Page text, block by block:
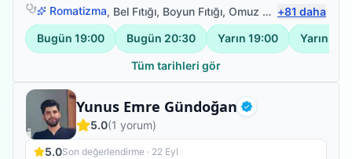
öğrendiğimizde çok sevindik. Bir devlet kurumda fizik
tedavi almaya başladık ancak verilen tedavi yeterli
gelmedi bu yüzden evden de desteklemeye karar
verdik. Bu süreçte bir tanıdığımızın vasıtasıyla Berkay
uzun uzun anlattı. Önümüzdeki 6 ayın çok önemli
olduğunu ve bu süreçte tüm yapabileceklerimizi
yapmamız konusunda bizi uyardı. Kendisinin de
destekleriyle annem 3 ay sonra destekli de olsa adım
Romatizma, Bel Fıtığı, Boyun Fıtığı, Omuz Bağ Yaralanması +81 daha
Bugün 19:00 Bugün 20:30 Yarın 19:00 Yarın
Tüm tarihleri gör
Yunus Emre Gündoğan Doğrulanmış
Fizyoterapist
5.0(1 yorum)
5.0Son değerlendirme · 22 Eyl